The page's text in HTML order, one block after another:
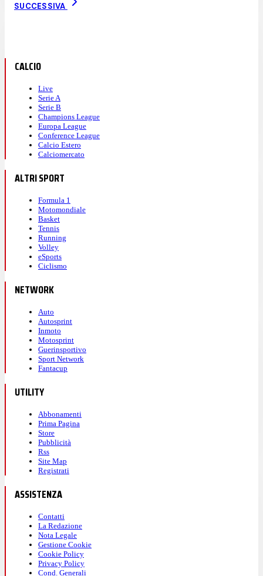
SUCCESSIVA
CALCIO
Live
Serie A
Serie B
Champions League
Europa League
Conference League
Calcio Estero
Calciomercato
ALTRI SPORT
Formula 1
Motomondiale
Basket
Tennis
Running
Volley
eSports
Ciclismo
NETWORK
Auto
Autosprint
Inmoto
Motosprint
Guerinsportivo
Sport Network
Fantacup
UTILITY
Abbonamenti
Prima Pagina
Store
Pubblicità
Rss
Site Map
Registrati
ASSISTENZA
Contatti
La Redazione
Nota Legale
Gestione Cookie
Cookie Policy
Privacy Policy
Cond. Generali